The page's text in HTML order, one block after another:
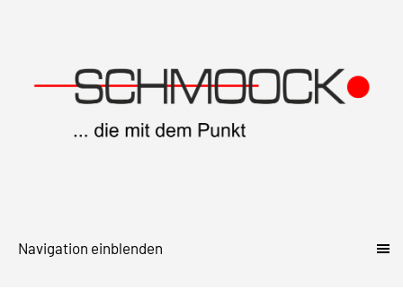
Navigation einblenden